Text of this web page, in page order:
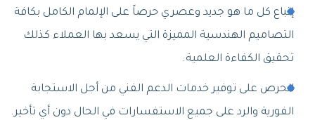
إتباع كل ما هو جديد وعصري حرصاً على الإلمام الكامل بكافة
التصاميم الهندسية المميزة التي يسعد بها العملاء كذلك
تحقيق الكفاءة العلمية.
الحرص على توفير خدمات الدعم الفني من أجل الاستجابة
الفورية والرد على جميع الاستفسارات في الحال دون أي تأخير.